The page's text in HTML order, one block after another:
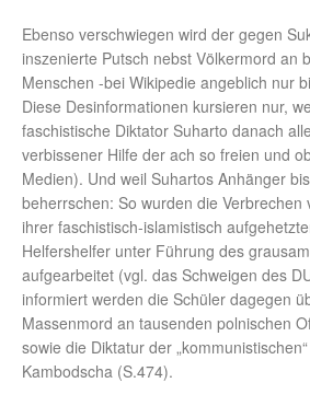
Ebenso verschwiegen wird der gegen
inszenierte Putsch nebst Völkermord an
Menschen -bei Wikipedie angeblich nur
Diese Desinformationen kursieren nur,
faschistische Diktator Suharto danach
verbissener Hilfe der ach so freien und
Medien). Und weil Suhartos Anhänger
beherrschen: So wurden die Verbrechen
ihrer faschistisch-islamistisch
Helfershelfer unter Führung des
aufgearbeitet (vgl. das Schweigen des
informiert werden die Schüler dagegen
Massenmord an tausenden polnischen
sowie die Diktatur der
Kambodscha (S.474).